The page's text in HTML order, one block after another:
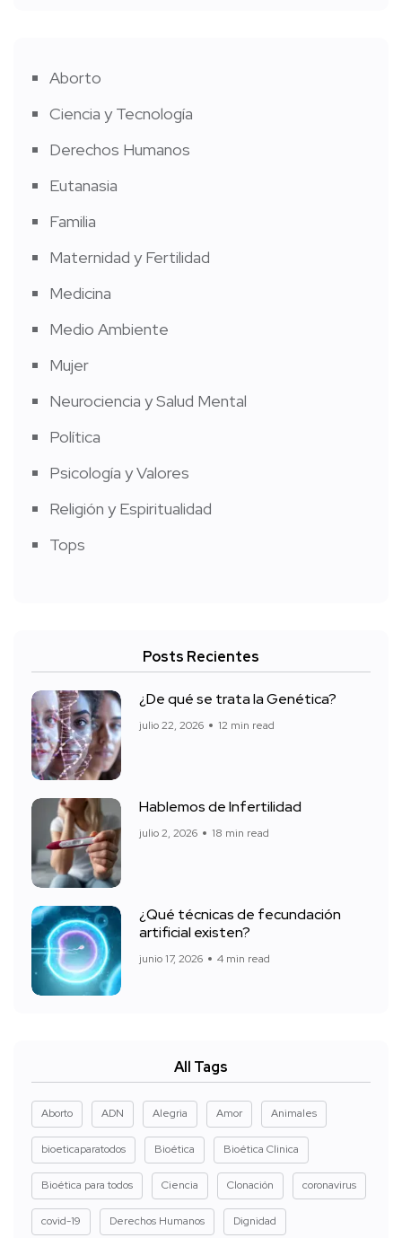
Aborto
Ciencia y Tecnología
Derechos Humanos
Eutanasia
Familia
Maternidad y Fertilidad
Medicina
Medio Ambiente
Mujer
Neurociencia y Salud Mental
Política
Psicología y Valores
Religión y Espiritualidad
Tops
Posts Recientes
¿De qué se trata la Genética?
julio 22, 2026 12 min read
Hablemos de Infertilidad
julio 2, 2026 18 min read
¿Qué técnicas de fecundación
artificial existen?
junio 17, 2026 4 min read
All Tags
Aborto ADN Alegria Amor Animales
bioeticaparatodos Bioética Bioética Clinica
Bioética para todos Ciencia Clonación coronavirus
covid-19 Derechos Humanos Dignidad